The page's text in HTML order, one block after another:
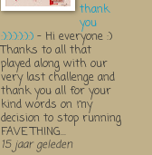
thank
you
:):):):):):) - Hi everyone :)
Thanks to all that
played along with our
very last challenge and
thank you all for your
kind words on my
decision to stop running
FAVE THING...
15 jaar geleden